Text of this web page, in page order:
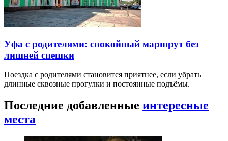
Уфа с родителями: спокойный маршрут без
лишней спешки
Поездка с родителями становится приятнее, если убрать
длинные сквозные прогулки и постоянные подъёмы.
Последние добавленные интересные
места